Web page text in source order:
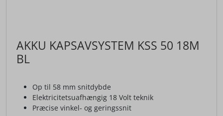
AKKU KAPSAVSYSTEM KSS 50 18M
BL
Op til 58 mm snitdybde
Elektricitetsuafhængig 18 Volt teknik
Præcise vinkel- og geringssnit